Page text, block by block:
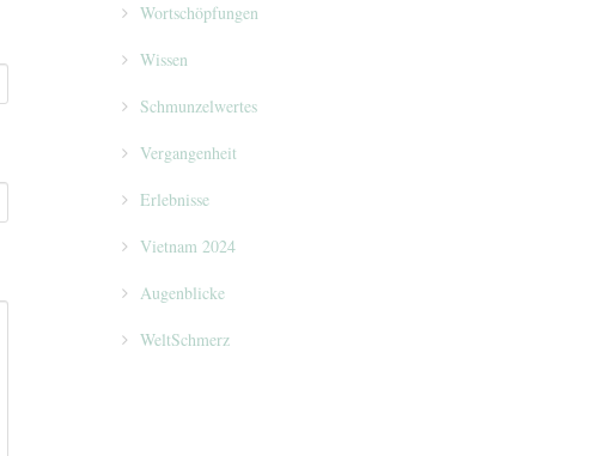
Wortschöpfungen
Wissen
Schmunzelwertes
Vergangenheit
Erlebnisse
Vietnam 2024
Augenblicke
WeltSchmerz